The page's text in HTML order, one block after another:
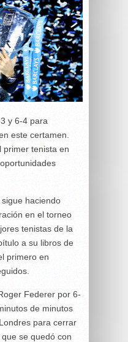
y 6-4 para
este certamen.
primer tenista en
haciendo
en el torneo
tenistas de la
a su libros de
primero en
Federer por 6-
de minutos
para cerrar
se quedó con